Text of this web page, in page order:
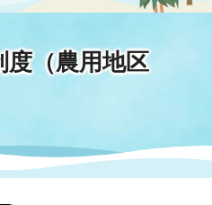
度（農用地区